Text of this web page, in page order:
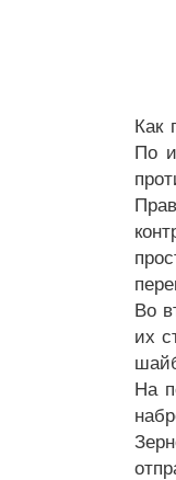
Как
По
Во
их
На